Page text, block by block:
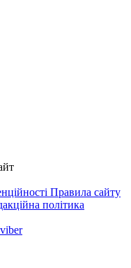
Правила сайту
політика
viber